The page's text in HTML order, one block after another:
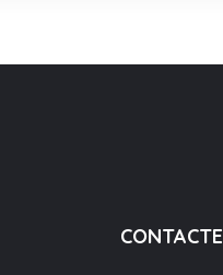
CONTACTE